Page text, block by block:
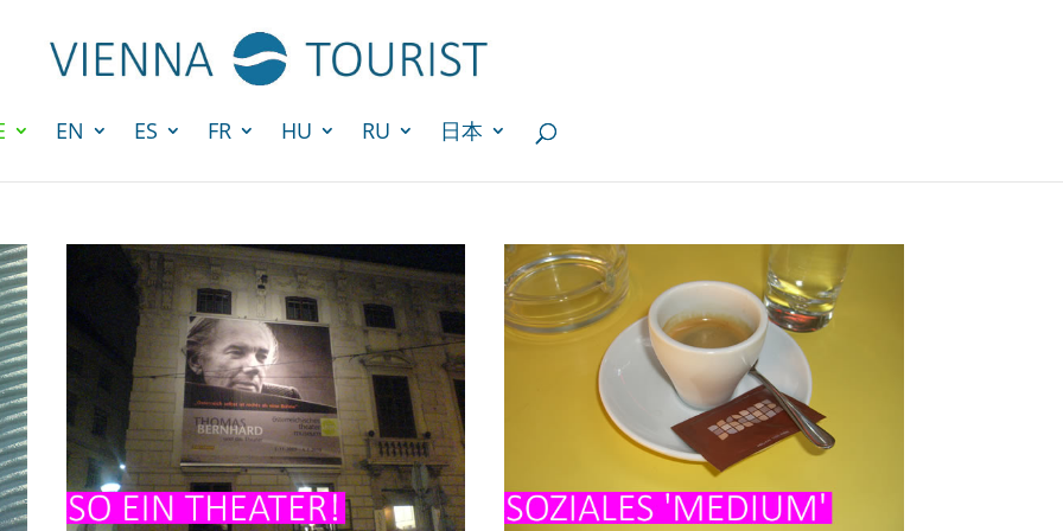
EN ES FR HU RU 日本